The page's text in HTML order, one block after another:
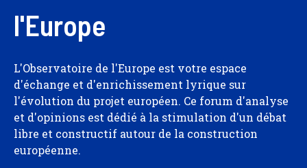
l'Europe
L'Observatoire de l'Europe est votre espace
d'échange et d'enrichissement lyrique sur
l'évolution du projet européen. Ce forum d'analyse
et d'opinions est dédié à la stimulation d'un débat
libre et constructif autour de la construction
européenne.